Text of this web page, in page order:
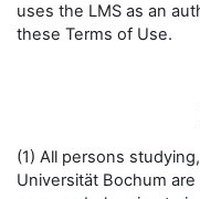
uses the LMS as an
these Terms of Use.
(1) All persons
Universität Bochum